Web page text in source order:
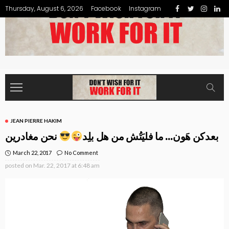
Thursday, August 6, 2026 Facebook Instagram
JEAN PIERRE HAKIM
بعدكن هَون… ما فليَتُش من هل بلِد نحن مغادرين
March 22, 2017 No Comment
posted on Mar. 22, 2017 at 6:48 am